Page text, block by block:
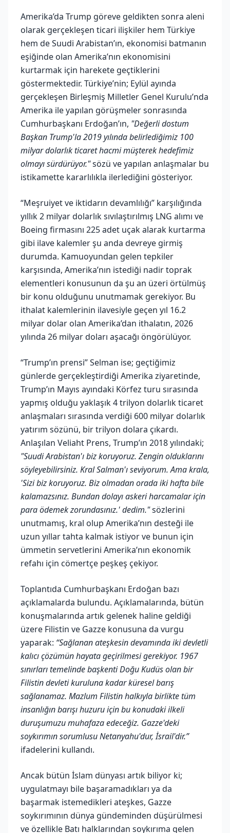
Amerika’da Trump göreve geldikten sonra aleni
olarak gerçekleşen ticari ilişkiler hem Türkiye
hem de Suudi Arabistan’ın, ekonomisi batmanın
eşiğinde olan Amerika’nın ekonomisini
kurtarmak için harekete geçtiklerini
göstermektedir. Türkiye’nin; Eylül ayında
gerçekleşen Birleşmiş Milletler Genel Kurulu’nda
Amerika ile yapılan görüşmeler sonrasında
Cumhurbaşkanı Erdoğan’ın, "Değerli dostum
Başkan Trump'la 2019 yılında belirlediğimiz 100
milyar dolarlık ticaret hacmi müşterek hedefimiz
olmayı sürdürüyor."sözü ve yapılan anlaşmalar bu
istikamette kararlılıkla ilerlediğini gösteriyor.
“Meşruiyet ve iktidarın devamlılığı” karşılığında
yıllık 2 milyar dolarlık sıvılaştırılmış LNG alımı ve
Boeing firmasını 225 adet uçak alarak kurtarma
gibi ilave kalemler şu anda devreye girmiş
durumda. Kamuoyundan gelen tepkiler
karşısında, Amerika’nın istediği nadir toprak
elementleri konusunun da şu an üzeri örtülmüş
bir konu olduğunu unutmamak gerekiyor. Bu
ithalat kalemlerinin ilavesiyle geçen yıl 16.2
milyar dolar olan Amerika’dan ithalatın, 2026
yılında 26 milyar doları aşacağı öngörülüyor.
“Trump’ın prensi” Selman ise; geçtiğimiz
günlerde gerçekleştirdiği Amerika ziyaretinde,
Trump’ın Mayıs ayındaki Körfez turu sırasında
yapmış olduğu yaklaşık 4 trilyon dolarlık ticaret
anlaşmaları sırasında verdiği 600 milyar dolarlık
yatırım sözünü, bir trilyon dolara çıkardı.
Anlaşılan Veliaht Prens, Trump’ın 2018 yılındaki;
"Suudi Arabistan'ı biz koruyoruz. Zengin olduklarını
söyleyebilirsiniz. Kral Salman'ı seviyorum. Ama krala,
'Sizi biz koruyoruz. Biz olmadan orada iki hafta bile
kalamazsınız. Bundan dolayı askeri harcamalar için
para ödemek zorundasınız.' dedim."sözlerini
unutmamış, kral olup Amerika’nın desteği ile
uzun yıllar tahta kalmak istiyor ve bunun için
ümmetin servetlerini Amerika’nın ekonomik
refahı için cömertçe peşkeş çekiyor.
Toplantıda Cumhurbaşkanı Erdoğan bazı
açıklamalarda bulundu. Açıklamalarında, bütün
konuşmalarında artık gelenek haline geldiği
üzere Filistin ve Gazze konusuna da vurgu
yaparak: “Sağlanan ateşkesin devamında iki devletli
kalıcı çözümün hayata geçirilmesi gerekiyor. 1967
sınırları temelinde başkenti Doğu Kudüs olan bir
Filistin devleti kuruluna kadar küresel barış
sağlanamaz. Mazlum Filistin halkıyla birlikte tüm
insanlığın barışı huzuru için bu konudaki ilkeli
duruşumuzu muhafaza edeceğiz. Gazze'deki
soykırımın sorumlusu Netanyahu'dur, İsrail'dir.”
ifadelerini kullandı.
Ancak bütün İslam dünyası artık biliyor ki;
uygulatmayı bile başaramadıkları ya da
başarmak istemedikleri ateşkes, Gazze
soykırımının dünya gündeminden düşürülmesi
ve özellikle Batı halklarından soykırıma gelen